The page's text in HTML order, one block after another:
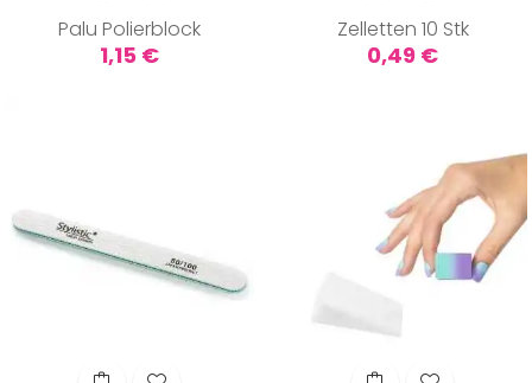
Palu Polierblock
Preis
1,15 €
Zelletten 10 Stk
Preis
0,49 €